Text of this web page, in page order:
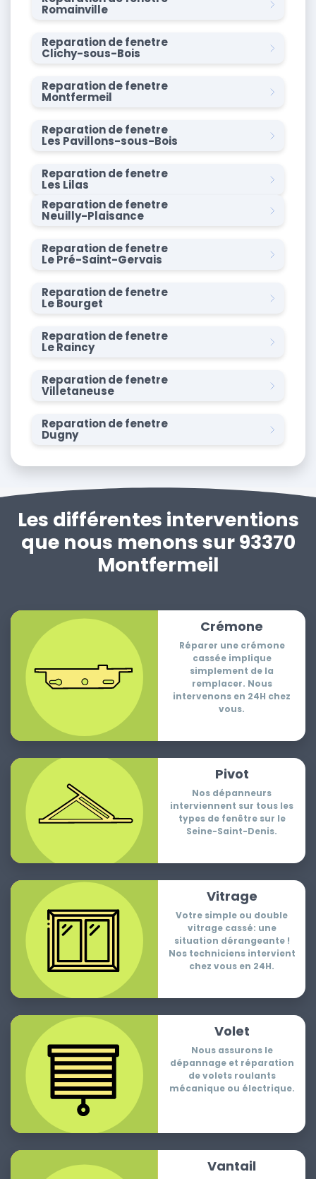
Romainville
Reparation de fenetre
Clichy-sous-Bois
Reparation de fenetre
Montfermeil
Reparation de fenetre
Les Pavillons-sous-Bois
Reparation de fenetre
Les Lilas
Reparation de fenetre
Neuilly-Plaisance
Reparation de fenetre
Le Pré-Saint-Gervais
Reparation de fenetre
Le Bourget
Reparation de fenetre
Le Raincy
Reparation de fenetre
Villetaneuse
Reparation de fenetre
Dugny
Les différentes interventions
que nous menons sur 93370
Montfermeil
Crémone
Réparer une crémone
cassée implique
simplement de la
remplacer. Nous
intervenons en 24H chez
vous.
Pivot
Nos dépanneurs
interviennent sur tous les
types de fenêtre sur le
Seine-Saint-Denis.
Vitrage
Votre simple ou double
vitrage cassé: une
situation dérangeante !
Nos techniciens intervient
chez vous en 24H.
Volet
Nous assurons le
dépannage et réparation
de volets roulants
mécanique ou électrique.
Vantail